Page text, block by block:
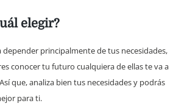
elegir?
depender principalmente de tus necesidades,
conocer tu futuro cualquiera de ellas te va a
que, analiza bien tus necesidades y podrás
para ti.